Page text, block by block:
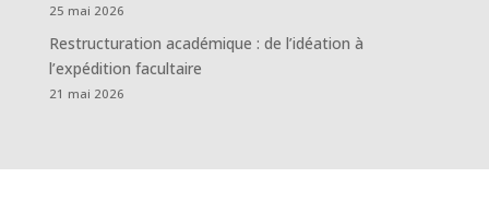
25 mai 2026
Restructuration académique : de l’idéation à
l’expédition facultaire
21 mai 2026